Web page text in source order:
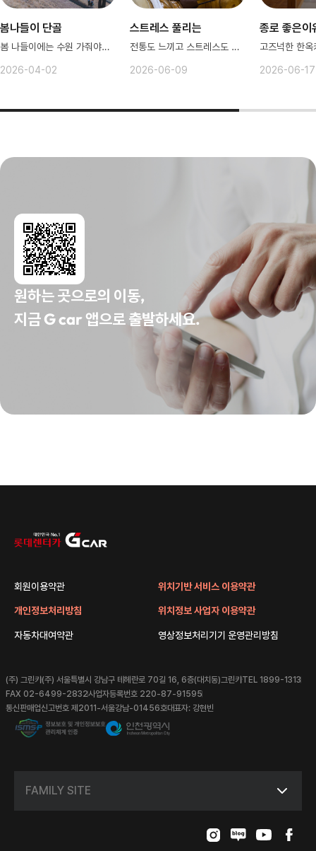
봄나들이 단골
봄 나들이에는 수원 가줘야겠지~
2026-04-02
스트레스 풀리는
전통도 느끼고 스트레스도 풀러가보자!
2026-06-09
종로 좋은이
2026-06-17
원하는 곳으로의 이동,
지금 G car 앱으로 출발하세요.
회원이용약관
개인정보처리방침
자동차대여약관
위치기반 서비스 이용약관
위치정보 사업자 이용약관
영상정보처리기기 운영관리방침
(주) 그린카(주) 서울특별시 강남구 테헤란로 70길 16, 6층(대치동)그린카TEL 1899-1313
FAX 02-6499-2832사업자등록번호 220-87-91595
통신판매업신고번호 제2011-서울강남-01456호대표자: 강현빈